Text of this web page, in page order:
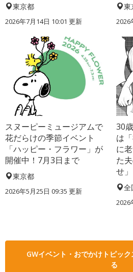
東京都
2026年7月14日 10:01 更新
東
2026
スヌーピーミュージアムで
花だらけの季節イベント
「ハッピー・フラワー」が
開催中！7月3日まで
東京都
2026年5月25日 09:35 更新
30
は
に
た
せ」
全
2026
GWイベント・おでかけトピッ
る